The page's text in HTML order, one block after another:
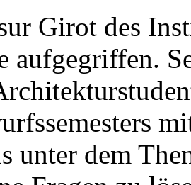
Girot des
aufgegriffen.
unter dem